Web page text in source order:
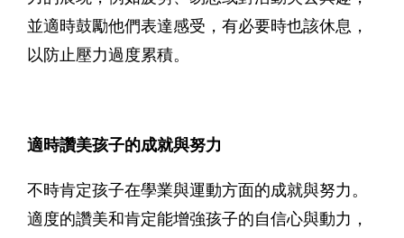
並適時鼓勵他們表達感受，有必要時也該休息，
以防止壓力過度累積。
適時讚美孩子的成就與努力
不時肯定孩子在學業與運動方面的成就與努力。
適度的讚美和肯定能增強孩子的自信心與動力，